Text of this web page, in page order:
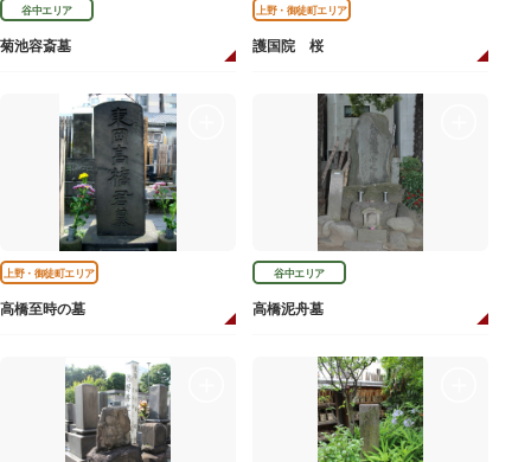
谷中エリア
菊池容斎墓
上野・御徒町エリア
護国院 桜
上野・御徒町エリア
高橋至時の墓
谷中エリア
高橋泥舟墓